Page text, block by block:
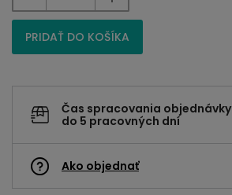
PRIDAŤ DO KOŠÍKA
Čas spracovania objednávky
do 5 pracovných dní
Ako objednať